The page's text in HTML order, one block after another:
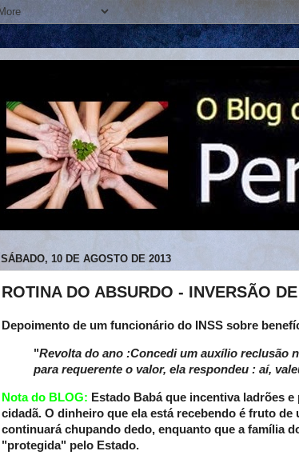
SÁBADO, 10 DE AGOSTO DE 2013
ROTINA DO ABSURDO - INVERSÃO
Depoimento de um funcionário do INSS sobre
"Revolta do ano :Concedi um auxílio reclusão
para requerente o valor, ela respondeu : aí,
Nota do BLOG: Estado Babá que incentiva ladrões
cidadã. O dinheiro que ela está recebendo é fruto
continuará chupando dedo, enquanto que a família
"protegida" pelo Estado.